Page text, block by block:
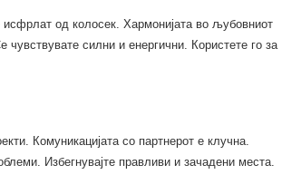
исфрлат од колосек. Хармонијата во љубовниот
силни и енергични. Користете го за
Комуникацијата со партнерот е клучна.
Избегнувајте правливи и зачадени места.